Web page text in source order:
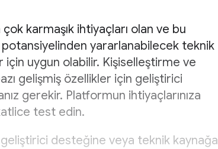
karmaşık ihtiyaçları olan ve bu
yararlanabilecek teknik
için uygun olabilir. Kişiselleştirme ve
gelişmiş özellikler için geliştirici
gerekir. Platformun ihtiyaçlarınıza
test edin.
geliştirici desteğine veya teknik kaynağa